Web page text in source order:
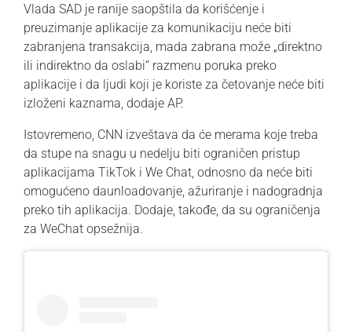
Vlada SAD je ranije saopštila da korišćenje i
preuzimanje aplikacije za komunikaciju neće biti
zabranjena transakcija, mada zabrana može „direktno
ili indirektno da oslabi“ razmenu poruka preko
aplikacije i da ljudi koji je koriste za četovanje neće biti
izloženi kaznama, dodaje AP.
Istovremeno, CNN izveštava da će merama koje treba
da stupe na snagu u nedelju biti ograničen pristup
aplikacijama TikTok i We Chat, odnosno da neće biti
omogućeno daunloadovanje, ažuriranje i nadogradnja
preko tih aplikacija. Dodaje, takođe, da su ograničenja
za WeChat opsežnija.